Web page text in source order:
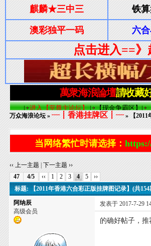
万众海浪论坛 »┈┋香港挂牌区┋┈» 【2011
当网络繁忙时请选择：
‹‹ 上一主题 |下一主题 ››
47
4/5 ‹‹ 1 2 3 4 5
››
标题: 【2011年香港六合彩正版挂牌图记录】(共154
阿纳辰
高级会员
发表于 2017-7-29
的确好帖子，推